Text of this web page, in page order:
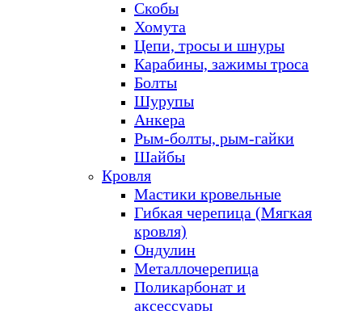
Скобы
Хомута
Цепи, тросы и шнуры
Карабины, зажимы троса
Болты
Шурупы
Анкера
Рым-болты, рым-гайки
Шайбы
Кровля
Мастики кровельные
Гибкая черепица (Мягкая
кровля)
Ондулин
Металлочерепица
Поликарбонат и
аксессуары